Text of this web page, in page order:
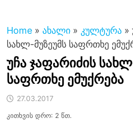
Home » ახალი » კულტურა »
სახლ-მუზეუმს საფრთხე
უჩა ჯაფარიძის
საფრთხე ემუქრება
27.03.2017
კითხვის დრო: 2 წთ.